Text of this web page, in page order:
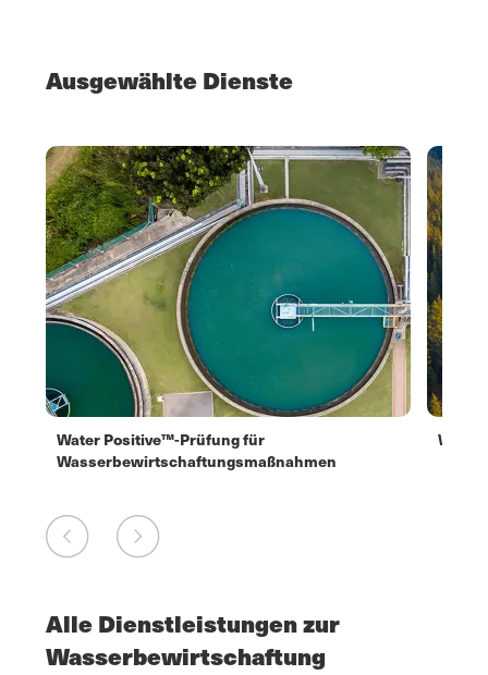
Ausgewählte Dienste
Water Positive™-Prüfung für
Wasserbewirtschaftungsmaßnahmen
Alle Dienstleistungen zur
Wasserbewirtschaftung